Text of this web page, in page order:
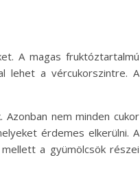
A magas fruktóztartalmú
lehet a vércukorszintre. A
nem minden cukor
érdemes elkerülni. A
a gyümölcsök részei